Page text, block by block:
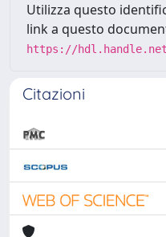
Utilizza questo
link a questo
https://hdl.handle.net/
Citazioni